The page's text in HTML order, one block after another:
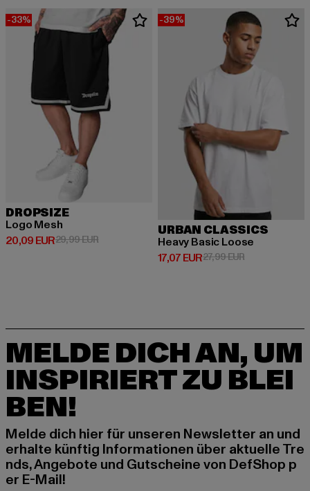
-33%
DROPSIZE
Logo Mesh
20,09 EUR
Derzeitiger Preis: 20,09 EUR
29,99 EURAktionspreis: 29,99 EUR
-39%
URBAN CLASSICS
Heavy Basic Loose
17,07 EUR
Derzeitiger Preis: 17,07 EUR
27,99 EURAktionspreis:
MELDE DICH AN, UM
INSPIRIERT ZU BLEI
BEN!
Melde dich hier für unseren Newsletter an und
erhalte künftig Informationen über aktuelle Tre
nds, Angebote und Gutscheine von DefShop p
er E-Mail!